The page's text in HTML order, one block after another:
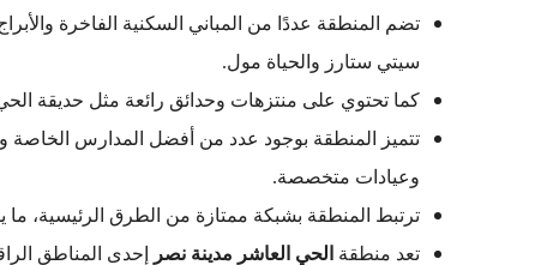
تضم المنطقة عددًا من المباني السكنية الفاخرة
سيتي ستارز والحياة مول.
كما تحتوي على منتزهات وحدائق رائعة مثل حديقة
تتميز المنطقة بوجود عدد من أفضل المدارس
وعيادات متخصصة.
ترتبط المنطقة بشبكة ممتازة من الطرق الرئيسية، ما
تعد منطقة الحي العاشر مدينة نصر
إحدى المناطق